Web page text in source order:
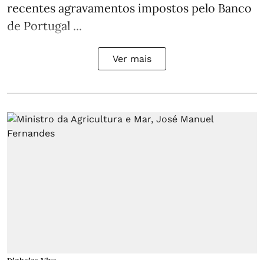
recentes agravamentos impostos pelo Banco
de Portugal ...
Ver mais